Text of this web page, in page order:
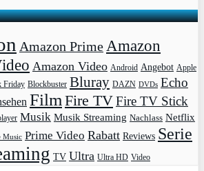
Amazon PrimeAmazon
Amazon Video Android Angebot Apple
Friday Blockbuster Bluray DAZN DVDs Echo
FilmFire TVFire TV Stick
Musik Musik Streaming Nachlass Netflix
Music Prime Video Rabatt Reviews Serie
TV Ultra Ultra HD Video